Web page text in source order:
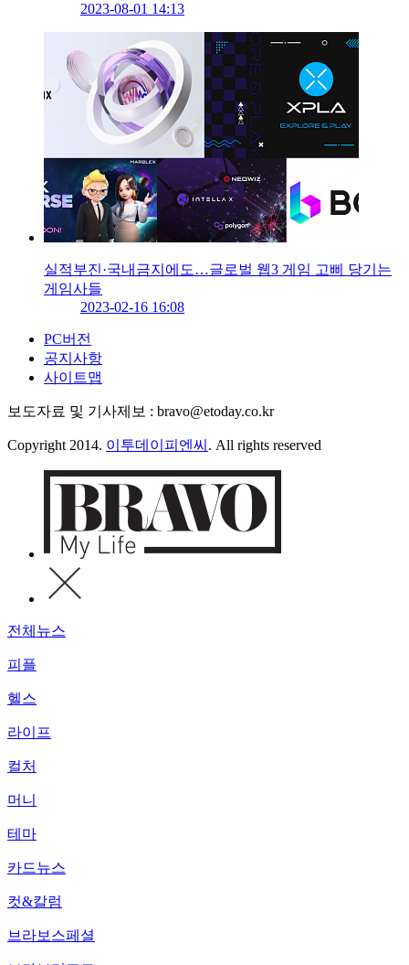
2023-08-01 14:13
실적부진·국내금지에도…글로벌 웹3 게임 고삐 당기는
게임사들
2023-02-16 16:08
PC버전
공지사항
사이트맵
보도자료 및 기사제보 : bravo@etoday.co.kr
Copyright 2014. 이투데이피엔씨 . All rights reserved
전체뉴스
피플
헬스
라이프
컬처
머니
테마
카드뉴스
컷&칼럼
브라보스페셜